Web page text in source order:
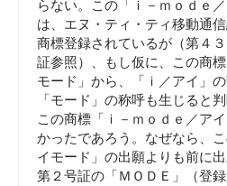
らない。この「ｉ－ｍｏｄｅ
は、エヌ・ティ・ティ移動通
商標登録されているが（第４
証参照）、もし仮に、この商
モード」から、「ｉ／アイ」
「モード」の称呼も生じると
この商標「ｉ－ｍｏｄｅ／ア
かったであろう。なぜなら、
イモード」の出願よりも前に
第２号証の「ＭＯＤＥ」（登